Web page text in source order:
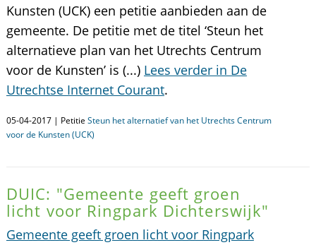
Kunsten (UCK) een petitie aanbieden aan de
gemeente. De petitie met de titel ‘Steun het
alternatieve plan van het Utrechts Centrum
voor de Kunsten’ is (...) Lees verder in De
Utrechtse Internet Courant.
05-04-2017 | Petitie Steun het alternatief van het Utrechts Centrum
voor de Kunsten (UCK)
DUIC: "Gemeente geeft groen
licht voor Ringpark Dichterswijk"
Gemeente geeft groen licht voor Ringpark